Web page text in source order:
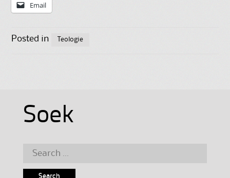
Email
Posted in Teologie
Soek
Search